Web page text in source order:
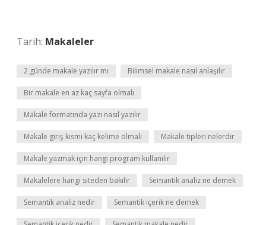
Tarih: Makaleler
2 günde makale yazılır mı Bilimsel makale nasıl anlaşılır
Bir makale en az kaç sayfa olmalı
Makale formatında yazı nasıl yazılır
Makale giriş kısmı kaç kelime olmalı Makale tipleri nelerdir
Makale yazmak için hangi program kullanılır
Makalelere hangi siteden bakılır Semantik analiz ne demek
Semantik analiz nedir Semantik içerik ne demek